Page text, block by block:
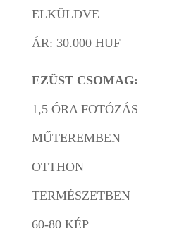
ELKÜLDVE
ÁR: 30.000 HUF
EZÜST CSOMAG:
1,5 ÓRA FOTÓZÁS
MŰTEREMBEN
OTTHON
TERMÉSZETBEN
60-80 KÉP